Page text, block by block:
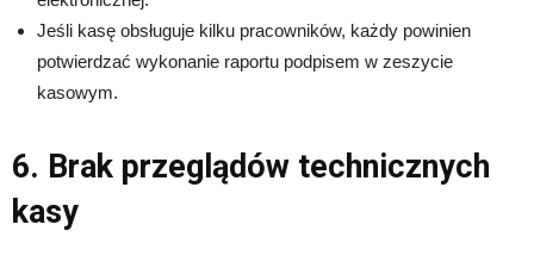
Jeśli kasę obsługuje kilku pracowników, każdy powinien
potwierdzać wykonanie raportu podpisem w zeszycie
kasowym.
6. Brak przeglądów technicznych
kasy